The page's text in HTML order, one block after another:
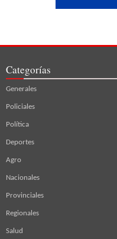
Categorías
Generales
Policiales
Política
Deportes
Agro
Nacionales
Provinciales
Regionales
Salud